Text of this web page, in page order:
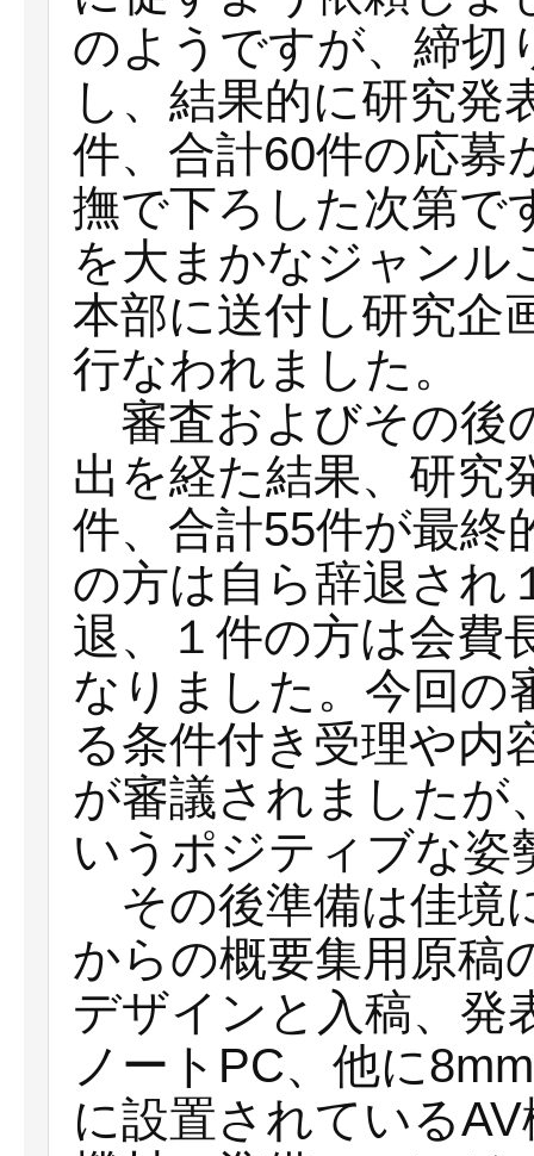
のようですが、締切
し、結果的に研究発
件、合計60件の応募
撫で下ろした次第で
を大まかなジャンル
本部に送付し研究企
行なわれました。
審査およびその後
出を経た結果、研究
件、合計55件が最終
の方は自ら辞退され
退、１件の方は会費
なりました。今回の
る条件付き受理や内
が審議されましたが
いうポジティブな姿
その後準備は佳境
からの概要集用原稿
デザインと入稿、発
ノートPC、他に
に設置されている